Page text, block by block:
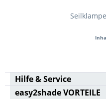
Hilfe & Service
easy2shade VORTEILE